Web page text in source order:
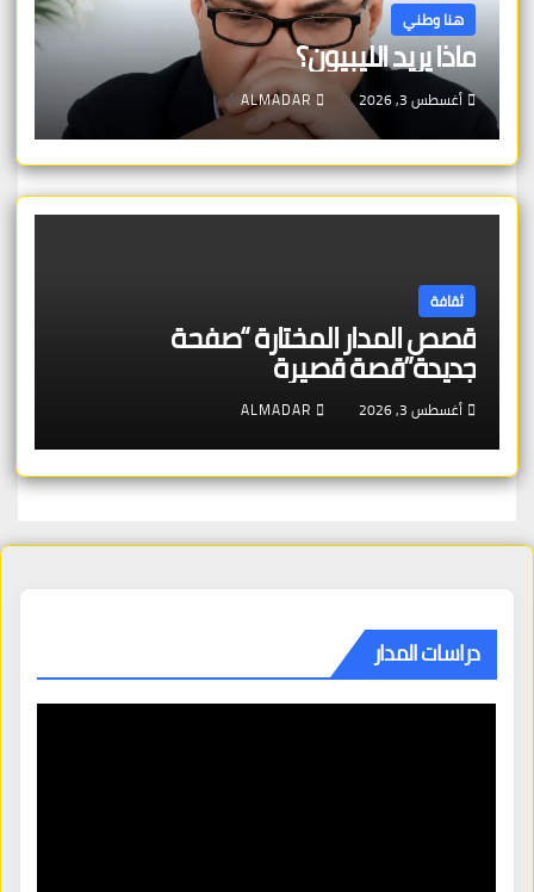
هنا وطني
ماذا يريد الليبيون؟
أغسطس 3, 2026 ALMADAR
ثقافة
قصص المدار المختارة “صفحة
جديدة”قصة قصيرة
أغسطس 3, 2026 ALMADAR
دراسات المدار